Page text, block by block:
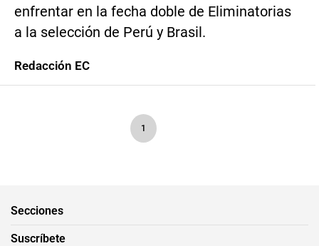
enfrentar en la fecha doble de Eliminatorias
a la selección de Perú y Brasil.
Redacción EC
1
Secciones
Suscríbete